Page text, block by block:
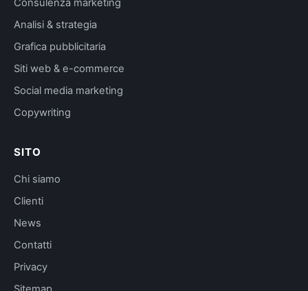
Consulenza marketing
Analisi & strategia
Grafica pubblicitaria
Siti web & e-commerce
Social media marketing
Copywriting
SITO
Chi siamo
Clienti
News
Contatti
Privacy